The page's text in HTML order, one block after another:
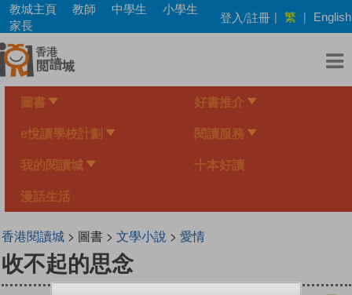
Skip
main
content
教城主頁 教師 中學生
小學生
家長
登入/註冊 | 繁 | English
圖書 好書推介
e悅讀學校計劃 閱讀服務
我的閱讀城 十本好讀
漫話生活
香港閱讀城> 圖書 > 文學小說 > 愛情
收不起的思念